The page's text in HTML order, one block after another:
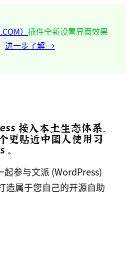
）插件全新设置界面效果
进一步了解 →
接入本土生态体系，
更贴近中国人使用习
起参与文派 (WordPress)
造属于您自己的开源自助